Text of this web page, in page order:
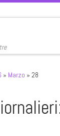
» Marzo » 28